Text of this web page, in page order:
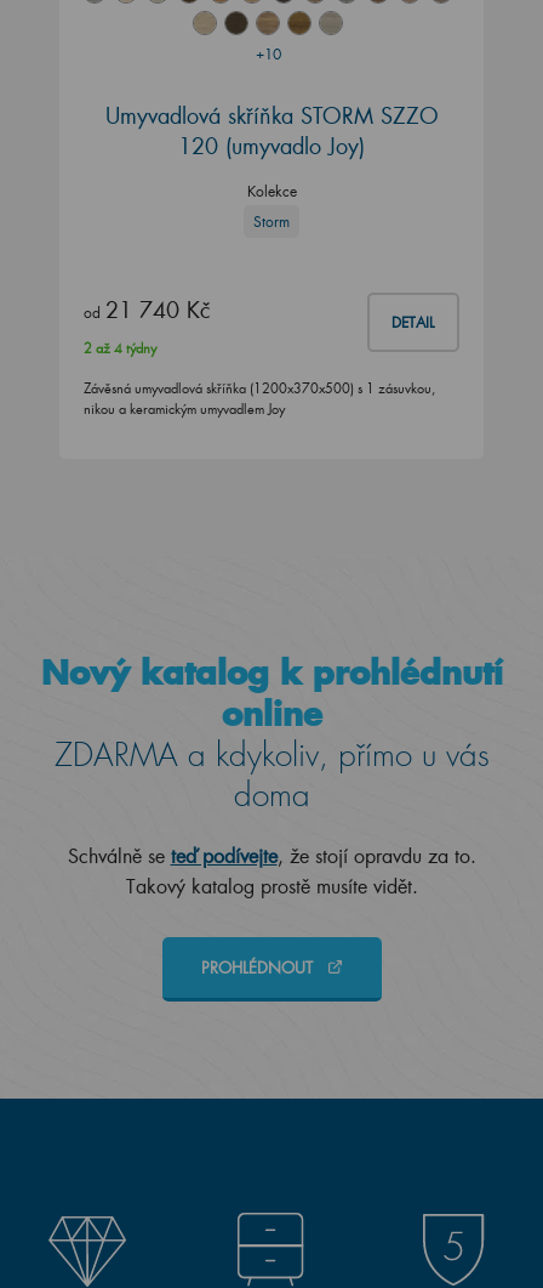
+10
Umyvadlová skříňka STORM SZZO
120 (umyvadlo Joy)
Kolekce
Storm
od 21 740 Kč DETAIL
2 až 4 týdny
Závěsná umyvadlová skříňka (1200x370x500) s 1 zásuvkou,
nikou a keramickým umyvadlem Joy
Nový katalog k prohlédnutí
online
ZDARMA a kdykoliv, přímo u vás
doma
Schválně se teď podívejte, že stojí opravdu za to.
Takový katalog prostě musíte vidět.
PROHLÉDNOUT